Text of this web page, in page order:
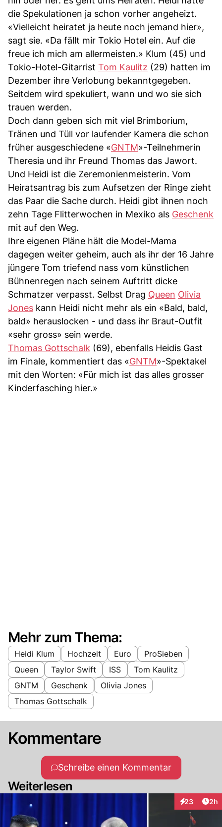
die Spekulationen ja schon vorher angeheizt.
«Vielleicht heiratet ja heute noch jemand hier»,
sagt sie. «Da fällt mir Tokio Hotel ein. Auf die
freue ich mich am allermeisten.» Klum (45) und
Tokio-Hotel-Gitarrist Tom Kaulitz (29) hatten im
Dezember ihre Verlobung bekanntgegeben.
Seitdem wird spekuliert, wann und wo sie sich
trauen werden.
Doch dann geben sich mit viel Brimborium,
Tränen und Tüll vor laufender Kamera die schon
früher ausgeschiedene «GNTM»-Teilnehmerin
Theresia und ihr Freund Thomas das Jawort.
Und Heidi ist die Zeremonienmeisterin. Vom
Heiratsantrag bis zum Aufsetzen der Ringe zieht
das Paar die Sache durch. Heidi gibt ihnen noch
zehn Tage Flitterwochen in Mexiko als Geschenk
mit auf den Weg.
Ihre eigenen Pläne hält die Model-Mama
dagegen weiter geheim, auch als ihr der 16 Jahre
jüngere Tom triefend nass vom künstlichen
Bühnenregen nach seinem Auftritt dicke
Schmatzer verpasst. Selbst Drag Queen Olivia
Jones kann Heidi nicht mehr als ein «Bald, bald,
bald» herauslocken - und dass ihr Braut-Outfit
«sehr gross» sein werde.
Thomas Gottschalk (69), ebenfalls Heidis Gast
im Finale, kommentiert das «GNTM»-Spektakel
mit den Worten: «Für mich ist das alles grosser
Kinderfasching hier.»
Mehr zum Thema:
Heidi Klum Hochzeit Euro
ProSieben
Queen
Taylor Swift ISS
Tom Kaulitz
GNTM
Geschenk
Olivia Jones
Thomas Gottschalk
Kommentare
Schreibe einen Kommentar
Weiterlesen
23
Interaktionen
2h